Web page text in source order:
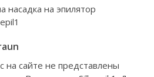
на эпилятор
сайте не представлены